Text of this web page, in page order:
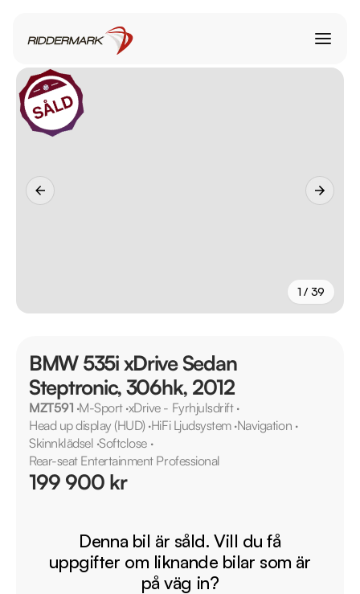
1 / 39
BMW 535i xDrive Sedan
Steptronic, 306hk, 2012
MZT591 ·M-Sport·xDrive - Fyrhjulsdrift·
Head up display (HUD)·HiFi Ljudsystem·Navigation ·
Skinnklädsel ·Softclose·
Rear-seat Entertainment Professional
199 900 kr
Denna bil är såld. Vill du få
uppgifter om liknande bilar som är
på väg in?